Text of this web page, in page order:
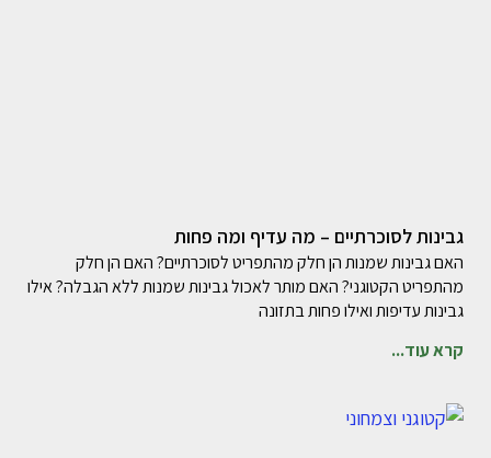
גבינות לסוכרתיים – מה עדיף ומה פחות
האם גבינות שמנות הן חלק מהתפריט לסוכרתיים? האם הן חלק
מהתפריט הקטוגני? האם מותר לאכול גבינות שמנות ללא הגבלה? אילו
גבינות עדיפות ואילו פחות בתזונה
קרא עוד...